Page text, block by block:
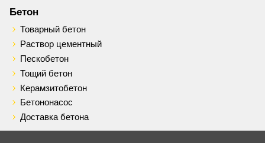
Бетон
Товарный бетон
Раствор цементный
Пескобетон
Тощий бетон
Керамзитобетон
Бетононасос
Доставка бетона